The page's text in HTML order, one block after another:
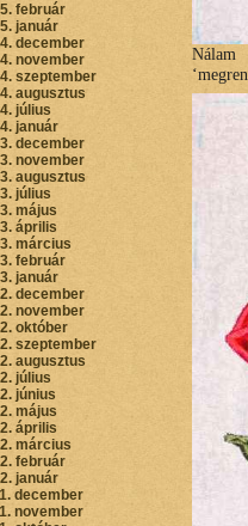
február
január
december
november
szeptember
augusztus
július
január
december
november
augusztus
július
május
április
március
február
január
december
november
október
szeptember
augusztus
július
június
május
április
március
február
január
december
november